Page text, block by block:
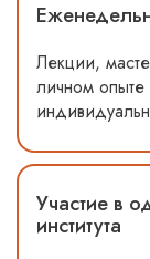
Лекции,
личном опыте
Участие в
института